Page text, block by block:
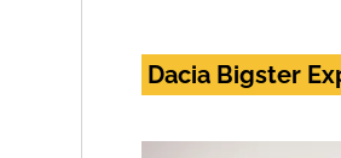
Dacia Bigster